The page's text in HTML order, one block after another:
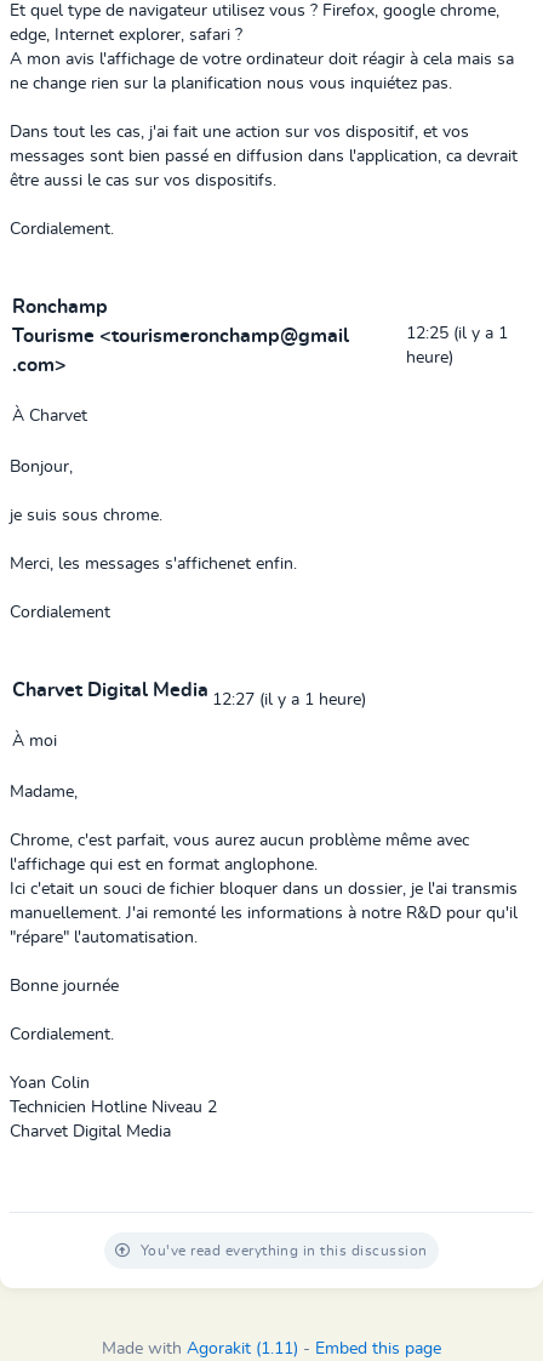
Et quel type de navigateur utilisez vous ? Firefox, google chrome,
edge, Internet explorer, safari ?
A mon avis l'affichage de votre ordinateur doit réagir à cela mais sa
ne change rien sur la planification nous vous inquiétez pas.
Dans tout les cas, j'ai fait une action sur vos dispositif, et vos
messages sont bien passé en diffusion dans l'application, ca devrait
être aussi le cas sur vos dispositifs.
Cordialement.
Ronchamp
Tourisme <tourismeronchamp@gmail
.com>
12:25 (il y a 1
heure)
À Charvet
Bonjour,
je suis sous chrome.
Merci, les messages s'affichenet enfin.
Cordialement
Charvet Digital Media 12:27 (il y a 1 heure)
À moi
​Madame,
Chrome, c'est parfait, vous aurez aucun problème même avec
l'affichage qui est en format anglophone.
Ici c'etait un souci de fichier bloquer dans un dossier, je l'ai transmis
manuellement. J'ai remonté les informations à notre R&D pour qu'il
"répare" l'automatisation.
Bonne journée
Cordialement.
Yoan Colin
Technicien Hotline Niveau 2
Charvet Digital Media
You've read everything in this discussion
Made with Agorakit (1.11) - Embed this page